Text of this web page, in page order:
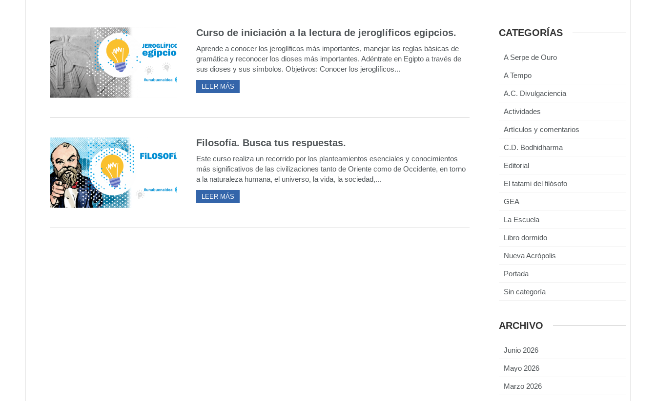
Curso de iniciación a la lectura de jeroglíficos egipcios.
Aprende a conocer los jeroglíficos más importantes, manejar las reglas básicas de
gramática y reconocer los dioses más importantes. Adéntrate en Egipto a través de
sus dioses y sus símbolos. Objetivos: Conocer los jeroglíficos...
LEER MÁS
Filosofía. Busca tus respuestas.
Este curso realiza un recorrido por los planteamientos esenciales y conocimientos
más significativos de las civilizaciones tanto de Oriente como de Occidente, en torno
a la naturaleza humana, el universo, la vida, la sociedad,...
LEER MÁS
CATEGORÍAS
A Serpe de Ouro
A Tempo
A.C. Divulgaciencia
Actividades
Artículos y comentarios
C.D. Bodhidharma
Editorial
El tatami del filósofo
GEA
La Escuela
Libro dormido
Nueva Acrópolis
Portada
Sin categoría
ARCHIVO
Junio 2026
Mayo 2026
Marzo 2026